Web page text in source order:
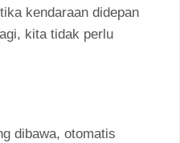
kendaraan didepan
kita tidak perlu
dibawa, otomatis